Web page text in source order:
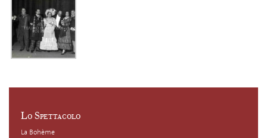
Lo Spettacolo
La Bohème